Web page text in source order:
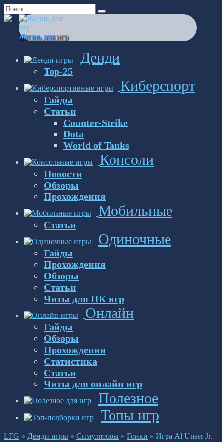
Перейти
к
содержанию
Search
for:
Жизнь для игр
Денди
Top-25
Киберспорт
Гайды
Статьи
Counter-Strike
Dota
World of Tanks
Консоли
Новости
Обзоры
Прохождения
Мобильные
Статьи
Одиночные
Гайды
Прохождения
Обзоры
Статьи
Читы для ПК игр
Онлайн
Гайды
Обзоры
Прохождения
Статистика
Статьи
Читы для онлайн игр
Полезное
Топы игр
LFG » Денди игры » Симуляторы » Гонки » Игра Al Unser Jr.